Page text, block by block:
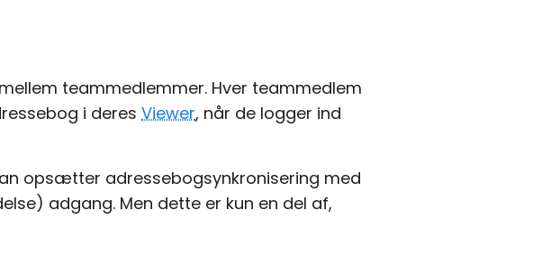
mellem teammedlemmer. Hver teammedlem
i deres Viewer, når de logger ind
opsætter adressebogsynkronisering med
adgang. Men dette er kun en del af,